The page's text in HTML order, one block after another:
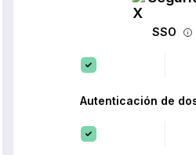
SSO
Autenticación de